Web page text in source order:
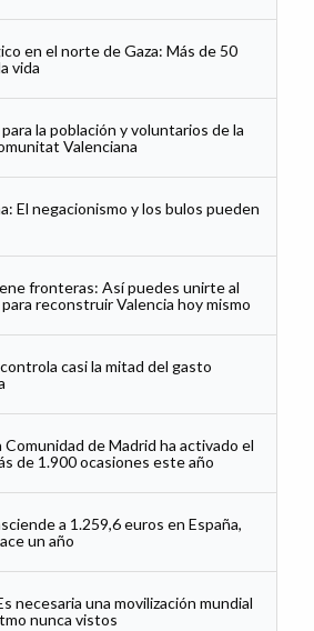
en el norte de Gaza: Más de 50
vida
la población y voluntarios de la
Valenciana
El negacionismo y los bulos pueden
fronteras: Así puedes unirte al
reconstruir Valencia hoy mismo
casi la mitad del gasto
Comunidad de Madrid ha activado el
de 1.900 ocasiones este año
a 1.259,6 euros en España,
un año
necesaria una movilización mundial
nunca vistos